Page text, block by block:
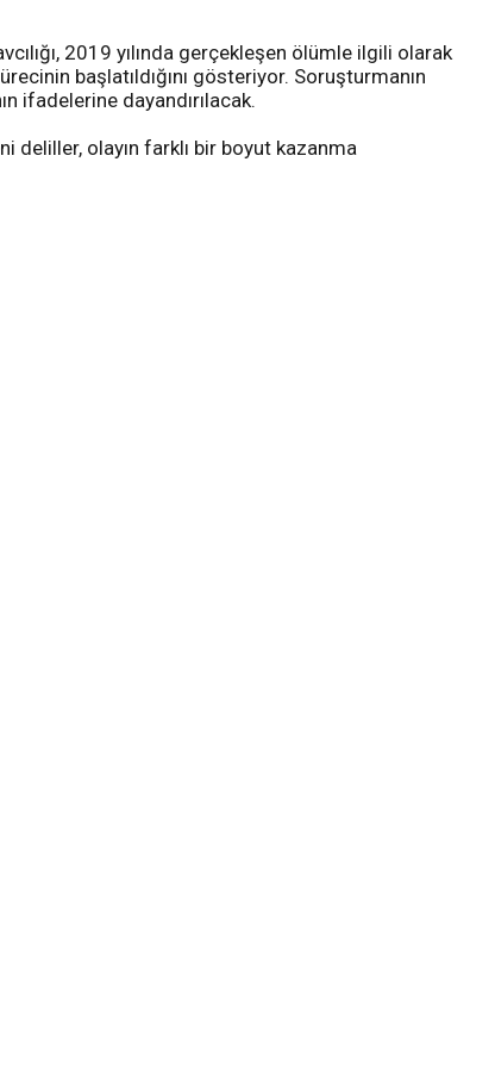
2019 yılında gerçekleşen ölümle ilgili olarak
başlatıldığını gösteriyor. Soruşturmanın
ifadelerine dayandırılacak.
deliller, olayın farklı bir boyut kazanma